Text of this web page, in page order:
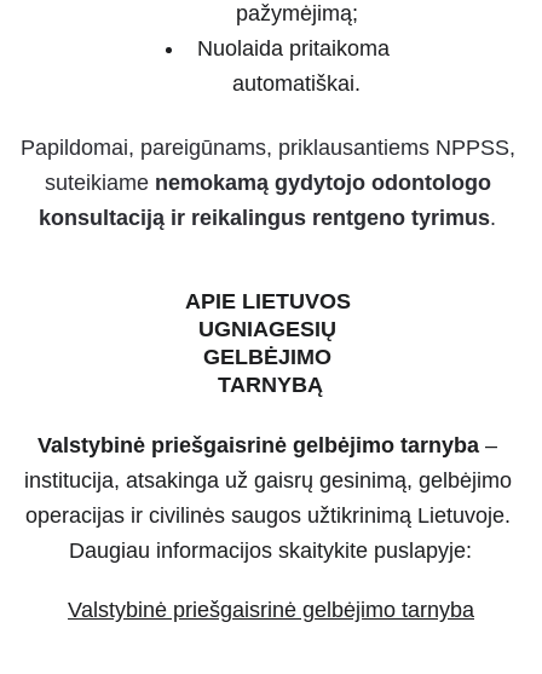
APIE LIETUVOS
UGNIAGESIŲ
GELBĖJIMO
TARNYBĄ
Valstybinė priešgaisrinė gelbėjimo tarnyba –
institucija, atsakinga už gaisrų gesinimą, gelbėjimo
operacijas ir civilinės saugos užtikrinimą Lietuvoje.
Daugiau informacijos skaitykite puslapyje:
pažymėjimą;
Nuolaida pritaikoma
automatiškai.
Valstybinė priešgaisrinė gelbėjimo tarnyba
Papildomai, pareigūnams, priklausantiems NPPSS,
suteikiame nemokamą gydytojo odontologo
konsultaciją ir reikalingus rentgeno tyrimus.